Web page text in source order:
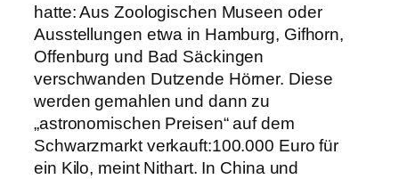
hatte: Aus Zoologischen Museen oder
Ausstellungen etwa in Hamburg, Gifhorn,
Offenburg und Bad Säckingen
verschwanden Dutzende Hörner. Diese
werden gemahlen und dann zu
„astronomischen Preisen“ auf dem
Schwarzmarkt verkauft:100.000 Euro für
ein Kilo, meint Nithart. In China und